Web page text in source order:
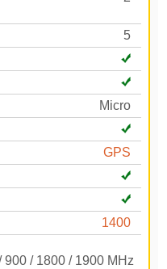
5
Micro
GPS
1400
900 / 1800 / 1900 MHz